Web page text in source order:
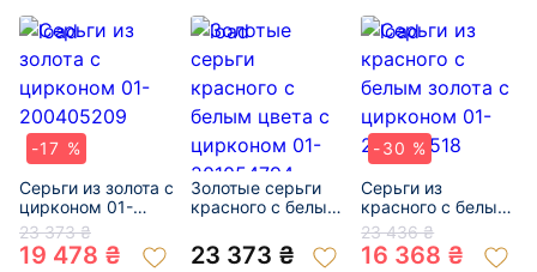
-17 %
Серьги из золота с
цирконом 01-
200405209
23 373 ₴
19 478 ₴
Золотые серьги
красного с белым
01-201054794
23 373 ₴
-30 %
Серьги из
красного с белым
золота с цирконом
01-200013518
23 436 ₴
16 368 ₴